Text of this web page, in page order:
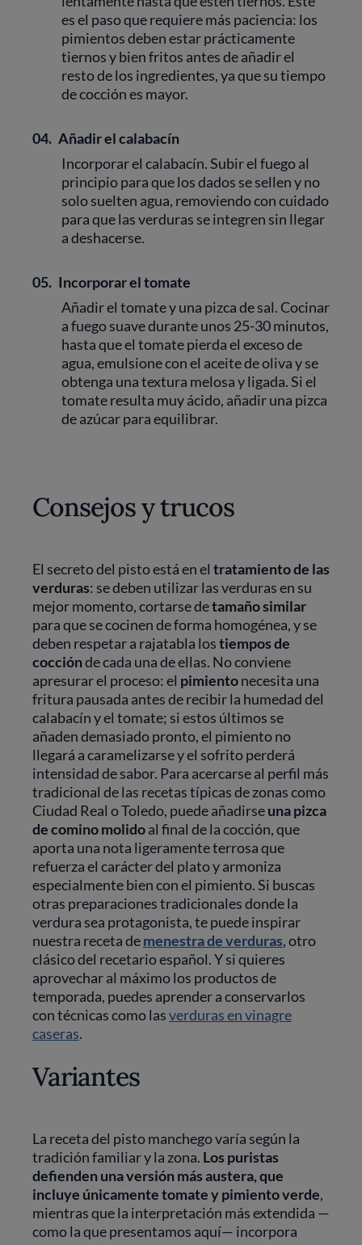
es el paso que requiere más paciencia: los
pimientos deben estar prácticamente
tiernos y bien fritos antes de añadir el
resto de los ingredientes, ya que su tiempo
de cocción es mayor.
04. Añadir el calabacín
Incorporar el calabacín. Subir el fuego al
principio para que los dados se sellen y no
solo suelten agua, removiendo con cuidado
para que las verduras se integren sin llegar
a deshacerse.
05. Incorporar el tomate
Añadir el tomate y una pizca de sal. Cocinar
a fuego suave durante unos 25-30 minutos,
hasta que el tomate pierda el exceso de
agua, emulsione con el aceite de oliva y se
obtenga una textura melosa y ligada. Si el
tomate resulta muy ácido, añadir una pizca
de azúcar para equilibrar.
Consejos y trucos
El secreto del pisto está en el tratamiento de las
verduras: se deben utilizar las verduras en su
mejor momento, cortarse detamaño similar
para que se cocinen de forma homogénea, y se
deben respetar a rajatabla lostiempos de
cocciónde cada una de ellas. No conviene
apresurar el proceso: el pimientonecesita una
fritura pausada antes de recibir la humedad del
calabacín y el tomate; si estos últimos se
añaden demasiado pronto, el pimiento no
llegará a caramelizarse y el sofrito perderá
intensidad de sabor. Para acercarse al perfil más
tradicional de las recetas típicas de zonas como
Ciudad Real o Toledo, puede añadirseunapizca
de comino molidoal final de la cocción, que
aporta una nota ligeramente terrosa que
refuerza el carácter del plato y armoniza
especialmente bien con el pimiento. Si buscas
otras preparaciones tradicionales donde la
verdura sea protagonista, te puede inspirar
nuestra receta demenestra de verduras, otro
clásico del recetario español. Y si quieres
aprovechar al máximo los productos de
temporada, puedes aprender a conservarlos
con técnicas como lasverduras en vinagre
caseras.
Variantes
La receta del pisto manchego varía según la
tradición familiar y la zona. Los puristas
defienden una versión más austera, que
incluye únicamente tomate y pimiento verde,
mientras que la interpretación más extendida —
como la que presentamos aquí— incorpora